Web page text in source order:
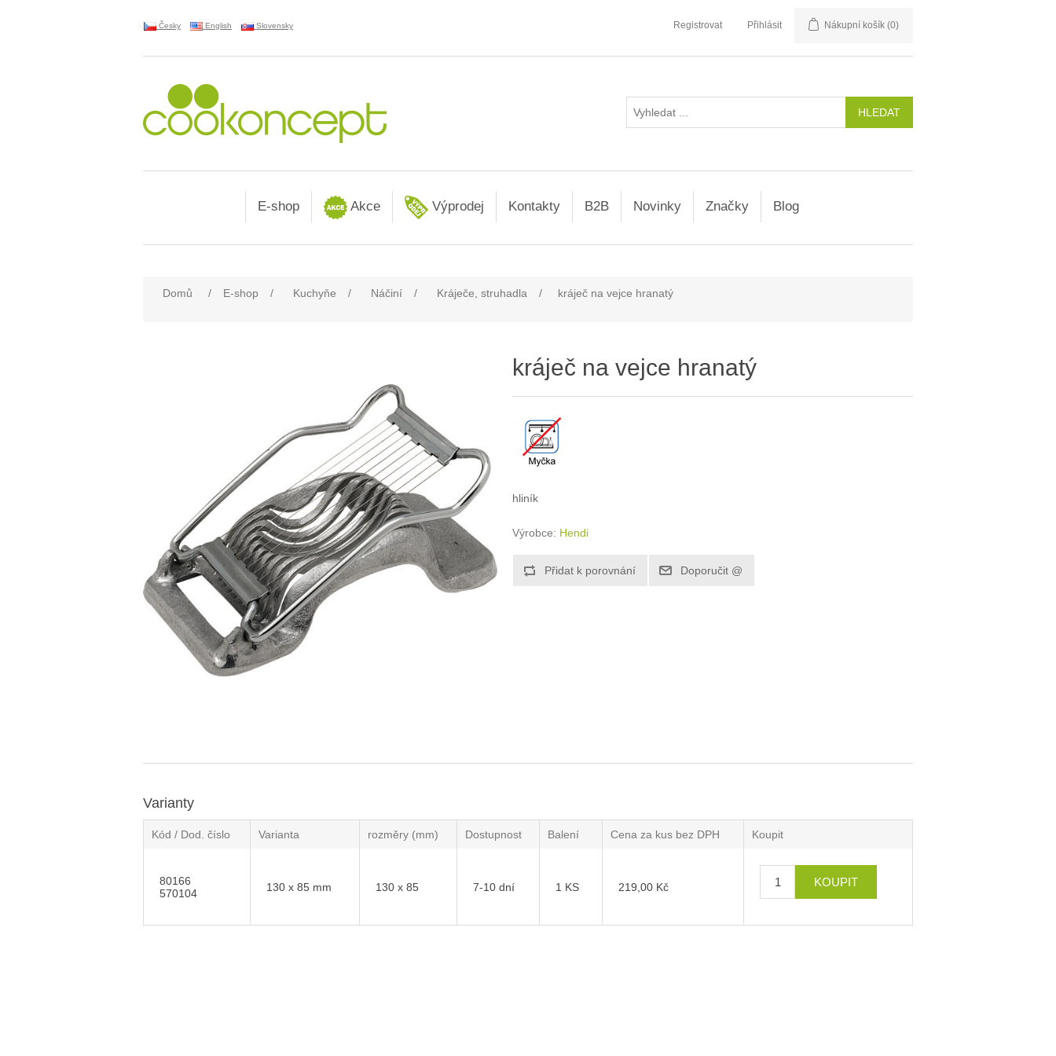
Česky English Slovensky Registrovat Přihlásit Nákupní košík (0)
E-shop Akce Výprodej Kontakty B2B Novinky Značky Blog
Domů / E-shop / Kuchyňe / Náčiní / Kráječe, struhadla / kráječ na vejce hranatý
kráječ na vejce hranatý
hliník
Výrobce: Hendi
Varianty
Kód / Dod. číslo Varianta rozměry (mm) Dostupnost Balení Cena za kus bez DPH Koupit
80166
570104
130 x 85 mm 130 x 85 7-10 dní 1 KS 219,00 Kč